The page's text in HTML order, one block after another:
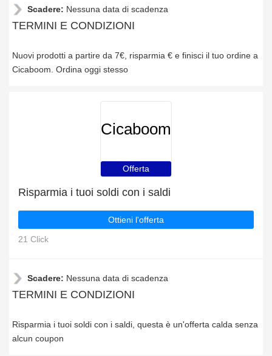
Scadere: Nessuna data di scadenza
TERMINI E CONDIZIONI
Nuovi prodotti a partire da 7€, risparmia € e finisci il tuo ordine a
Cicaboom. Ordina oggi stesso
Cicaboom
Offerta
Risparmia i tuoi soldi con i saldi
Ottieni l'offerta
21 Click
Scadere: Nessuna data di scadenza
TERMINI E CONDIZIONI
Risparmia i tuoi soldi con i saldi, questa è un'offerta calda senza
alcun coupon